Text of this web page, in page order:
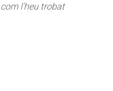
l'heu trobat